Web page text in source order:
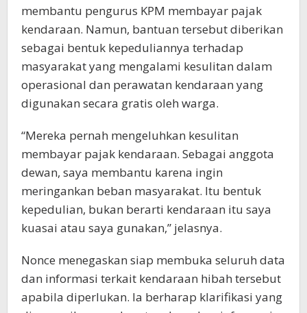
membantu pengurus KPM membayar pajak
kendaraan. Namun, bantuan tersebut diberikan
sebagai bentuk kepeduliannya terhadap
masyarakat yang mengalami kesulitan dalam
operasional dan perawatan kendaraan yang
digunakan secara gratis oleh warga.
“Mereka pernah mengeluhkan kesulitan
membayar pajak kendaraan. Sebagai anggota
dewan, saya membantu karena ingin
meringankan beban masyarakat. Itu bentuk
kepedulian, bukan berarti kendaraan itu saya
kuasai atau saya gunakan,” jelasnya.
Nonce menegaskan siap membuka seluruh data
dan informasi terkait kendaraan hibah tersebut
apabila diperlukan. Ia berharap klarifikasi yang